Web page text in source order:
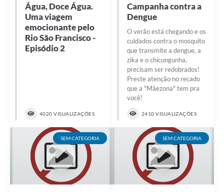
Água, Doce Água.
Uma viagem
emocionante pelo
Rio São Francisco -
Episódio 2
4020 VISUALIZAÇÕES
Campanha contra a
Dengue
O verão está chegando e os
cuidados contra o mosquito
que transmite a dengue, a
zika e o chicungunha,
precisam ser redobrados!
Preste atenção no recado
que a "Mãezona" tem pra
você!
2410 VISUALIZAÇÕES
SEM CATEGORIA SEM CATEGORIA